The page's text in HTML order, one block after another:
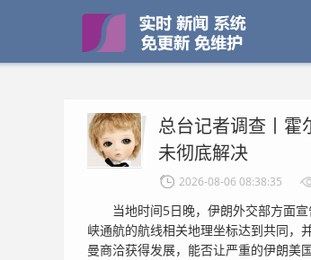
总台记者调查丨霍
未彻底解决
2026-08-06 08:38:35
当地时间5日晚，伊朗外交部方面宣
峡通航的航线相关地理坐标达到共同
曼商洽获得发展，能否让严重的伊朗美